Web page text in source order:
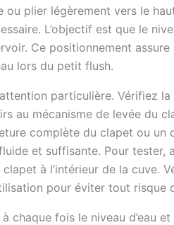
ou plier légèrement vers le
L’objectif est que le
Ce positionnement
lors du petit flush.
attention particulière. Vérifiez
au mécanisme de levée du
complète du clapet ou un
et suffisante. Pour tester,
à l’intérieur de la cuve.
pour éviter tout risque
chaque fois le niveau d’eau